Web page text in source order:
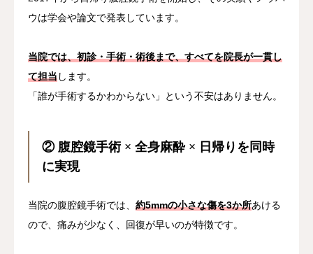
ウは学会や論文で発表しています。
当院では、初診・手術・術後まで、すべてを院長が一貫し
て担当します。
「誰が手術するかわからない」という不安はありません。
② 腹腔鏡手術 × 全身麻酔 × 日帰りを同時
に実現
当院の腹腔鏡手術では、 約5mmの小さな傷を3か所あける
ので、痛みが少なく、回復が早いのが特徴です。